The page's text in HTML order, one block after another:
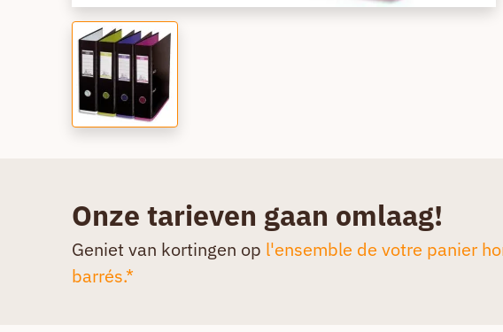
Onze tarieven gaan omlaag!
Geniet van kortingen op l'ensemble de votre panier
barrés.*